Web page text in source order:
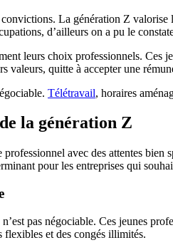
La génération Z
d’ailleurs on a pu le
leurs choix professionnels. Ces
valeurs, quitte à accepter une
Télétravail, horaires
la génération Z
avec des attentes bien
pour les entreprises qui
n’est pas négociable. Ces jeunes
flexibles et des congés illimités.